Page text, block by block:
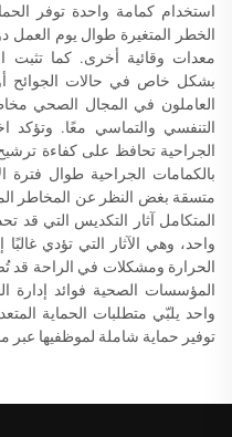
استخدام كمامة واحدة توفر
الخطر المتغيرة طوال يوم العمل
معدات وقائية أخرى. كما تثبت
بشكل خاص في حالات الجوائح
العاملون في المجال الصحي
بالكمامات الجراحية طوال فترة
متسقة بغض النظر عن المخاطر
المتكامل آثار التكديس التي
واحد، وهي الآثار التي تؤدي
الحرارة ومشكلات في الراحة قد
المؤسسات الصحية فوائد إدارة
واحد يلبّي متطلبات الحماية
توفير حماية شاملة لموظفيها